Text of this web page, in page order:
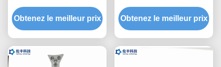
tactile de membrane de
3M467 LED
Obtenez le meilleur prix
liquides de clavier
numérique de membrane
de LED couvre d'un dôme
Obtenez le meilleur prix